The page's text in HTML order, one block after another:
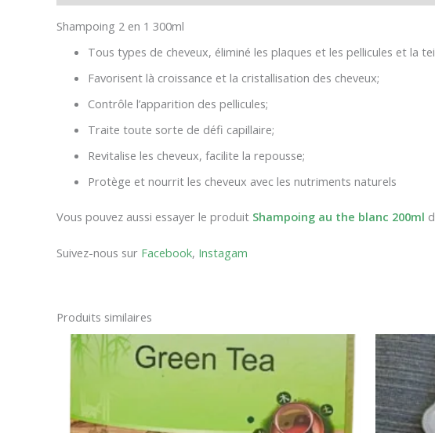
Shampoing 2 en 1 300ml
Tous types de cheveux, éliminé les plaques et les pellicules et la
Favorisent là croissance et la cristallisation des cheveux;
Contrôle l’apparition des pellicules;
Traite toute sorte de défi capillaire;
Revitalise les cheveux, facilite la repousse;
Protège et nourrit les cheveux avec les nutriments naturels
Vous pouvez aussi essayer le produit Shampoing au the blanc 200ml
Suivez-nous sur Facebook, Instagam
Produits similaires